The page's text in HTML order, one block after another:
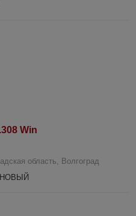
Win
область, Волгоград
НОВЫЙ